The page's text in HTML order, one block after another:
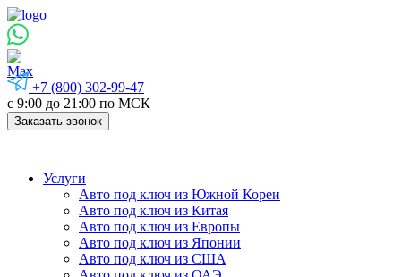
+7 (800) 302-99-47
с 9:00 до 21:00 по МСК
Заказать звонок
Услуги
Авто под ключ из Южной Кореи
Авто под ключ из Китая
Авто под ключ из Европы
Авто под ключ из Японии
Авто под ключ из США